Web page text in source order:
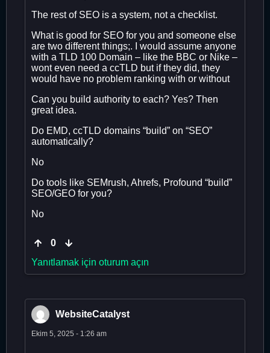
The rest of SEO is a system, not a checklist.
What is good for SEO for you and someone else
are two different things;. I would assume anyone
with a TLD 100 Domain – like the BBC or Nike –
wont even need a ccTLD but if they did, they
would have no problem ranking with or without
Can you build authority to each? Yes? Then
great idea.
Do EMD, ccTLD domains “build” on “SEO”
automatically?
No
Do tools like SEMrush, Ahrefs, Profound “build”
SEO/GEO for you?
No
0
Yanıtlamak için oturum açın
WebsiteCatalyst
Ekim 5, 2025 - 1:26 am